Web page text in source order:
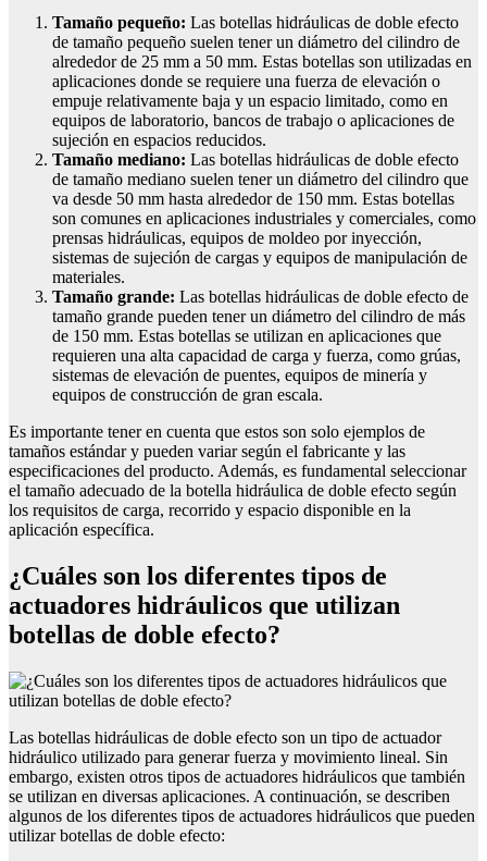
Tamaño pequeño: Las botellas hidráulicas de doble efecto
de tamaño pequeño suelen tener un diámetro del cilindro de
alrededor de 25 mm a 50 mm. Estas botellas son utilizadas en
aplicaciones donde se requiere una fuerza de elevación o
empuje relativamente baja y un espacio limitado, como en
equipos de laboratorio, bancos de trabajo o aplicaciones de
sujeción en espacios reducidos.
Tamaño mediano: Las botellas hidráulicas de doble efecto
de tamaño mediano suelen tener un diámetro del cilindro que
va desde 50 mm hasta alrededor de 150 mm. Estas botellas
son comunes en aplicaciones industriales y comerciales, como
prensas hidráulicas, equipos de moldeo por inyección,
sistemas de sujeción de cargas y equipos de manipulación de
materiales.
Tamaño grande: Las botellas hidráulicas de doble efecto de
tamaño grande pueden tener un diámetro del cilindro de más
de 150 mm. Estas botellas se utilizan en aplicaciones que
requieren una alta capacidad de carga y fuerza, como grúas,
sistemas de elevación de puentes, equipos de minería y
equipos de construcción de gran escala.
Es importante tener en cuenta que estos son solo ejemplos de
tamaños estándar y pueden variar según el fabricante y las
especificaciones del producto. Además, es fundamental seleccionar
el tamaño adecuado de la botella hidráulica de doble efecto según
los requisitos de carga, recorrido y espacio disponible en la
aplicación específica.
¿Cuáles son los diferentes tipos de
actuadores hidráulicos que utilizan
botellas de doble efecto?
Las botellas hidráulicas de doble efecto son un tipo de actuador
hidráulico utilizado para generar fuerza y movimiento lineal. Sin
embargo, existen otros tipos de actuadores hidráulicos que también
se utilizan en diversas aplicaciones. A continuación, se describen
algunos de los diferentes tipos de actuadores hidráulicos que pueden
utilizar botellas de doble efecto: